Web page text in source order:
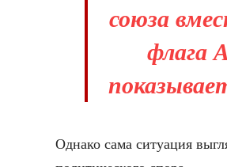
союза
флага
Однако сама ситуация